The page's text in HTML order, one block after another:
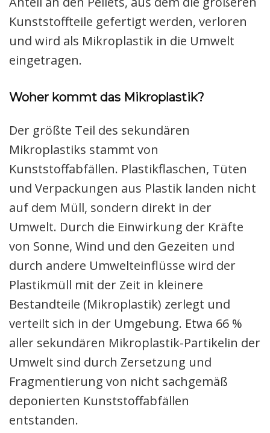
Kunststoffteile gefertigt werden, verloren
und wird als Mikroplastik in die Umwelt
eingetragen.
Woher kommt das Mikroplastik?
Der größte Teil des sekundären
Mikroplastiks stammt von
Kunststoffabfällen. Plastikflaschen, Tüten
und Verpackungen aus Plastik landen nicht
auf dem Müll, sondern direkt in der
Umwelt. Durch die Einwirkung der Kräfte
von Sonne, Wind und den Gezeiten und
durch andere Umwelteinflüsse wird der
Plastikmüll mit der Zeit in kleinere
Bestandteile (Mikroplastik) zerlegt und
verteilt sich in der Umgebung. Etwa 66 %
aller sekundären Mikroplastik-Partikelin der
Umwelt sind durch Zersetzung und
Fragmentierung von nicht sachgemäß
deponierten Kunststoffabfällen
entstanden.